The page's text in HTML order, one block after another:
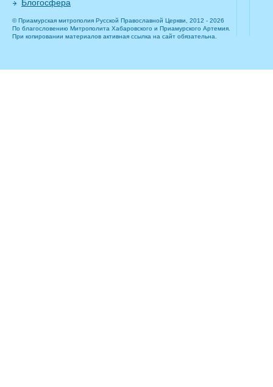
Блогосфера
© Приамурская митрополия Русской Православной Церкви, 2012 - 2026
По благословению Митрополита Хабаровского и Приамурского Артемия.
При копировании материалов активная ссылка на сайт обязательна.